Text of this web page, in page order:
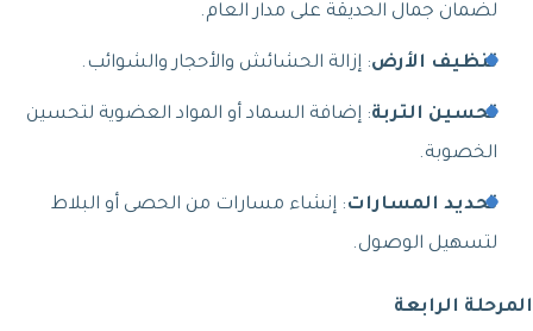
لضمان جمال الحديقة على مدار العام.
تنظيف الأرض: إزالة الحشائش والأحجار والشوائب.
تحسين التربة: إضافة السماد أو المواد العضوية لتحسين
الخصوبة.
تحديد المسارات: إنشاء مسارات من الحصى أو البلاط
لتسهيل الوصول.
المرحلة الرابعة